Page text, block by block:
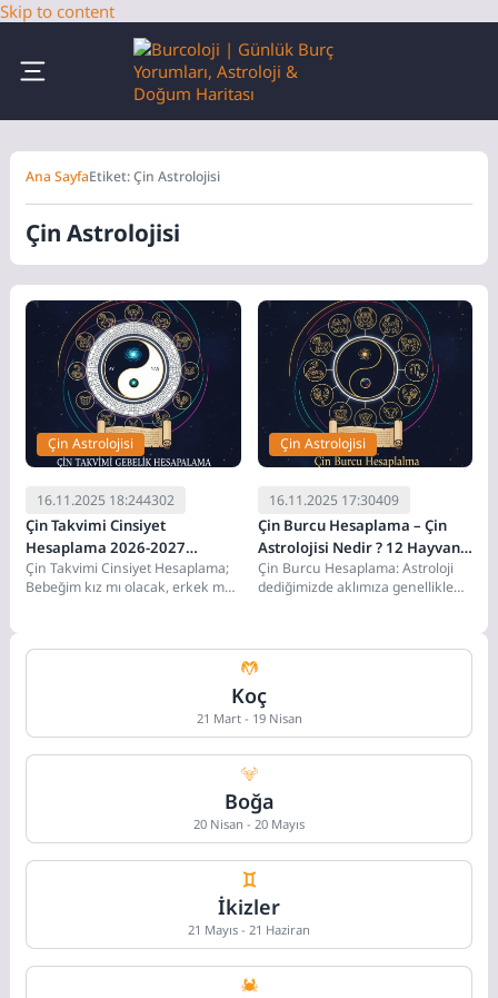
Skip to content
Ana SayfaEtiket: Çin Astrolojisi
Çin Astrolojisi
Çin Astrolojisi
16.11.2025 18:244302
Çin Takvimi Cinsiyet
Hesaplama 2026-2027
Cinsiyet Tahmini
Çin Takvimi Cinsiyet Hesaplama;
Bebeğim kız mı olacak, erkek mi?
Çin Astrolojisi
16.11.2025 17:30409
Çin Burcu Hesaplama – Çin
Astrolojisi Nedir ? 12 Hayvan
Burcu ve Elementler Rehberi
Çin Burcu Hesaplama: Astroloji
dediğimizde aklımıza genellikle
Koç
21 Mart - 19 Nisan
Boğa
20 Nisan - 20 Mayıs
İkizler
21 Mayıs - 21 Haziran